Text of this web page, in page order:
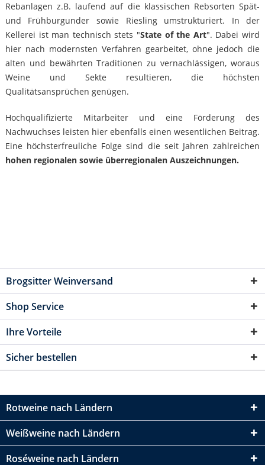
Rebanlagen z.B. laufend auf die klassischen Rebsorten Spät-
und Frühburgunder sowie Riesling umstrukturiert. In der
Kellerei ist man technisch stets "State of the Art". Dabei wird
hier nach modernsten Verfahren gearbeitet, ohne jedoch die
alten und bewährten Traditionen zu vernachlässigen, woraus
Weine und Sekte resultieren, die höchsten
Qualitätsansprüchen genügen.
Hochqualifizierte Mitarbeiter und eine Förderung des
Nachwuchses leisten hier ebenfalls einen wesentlichen Beitrag.
Eine höchsterfreuliche Folge sind die seit Jahren zahlreichen
hohen regionalen sowie überregionalen Auszeichnungen.
Brogsitter Weinversand
Shop Service
Ihre Vorteile
Sicher bestellen
Rotweine nach Ländern
Weißweine nach Ländern
Roséweine nach Ländern